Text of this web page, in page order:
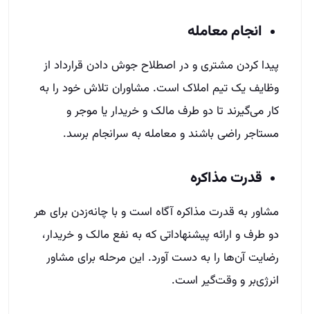
انجام معامله
پیدا کردن مشتری و در اصطلاح جوش دادن قرارداد از
وظایف یک تیم املاک است. مشاوران تلاش خود را به
کار می‌گیرند تا دو طرف مالک و خریدار یا موجر و
مستاجر راضی باشند و معامله به سرانجام برسد.
قدرت مذاکره
مشاور به قدرت مذاکره آگاه است و با چانه‌زدن برای هر
دو طرف و ارائه پیشنهاداتی که به نفع مالک و خریدار،
رضایت آن‌ها را به دست آورد. این مرحله برای مشاور
انرژی‌بر و وقت‌گیر است.